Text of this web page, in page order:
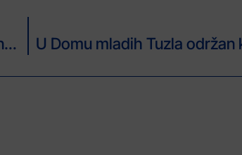
Srednja muzička škola Tuzla zvanično nosi ime profesora Čestmira Mirka Dušeka